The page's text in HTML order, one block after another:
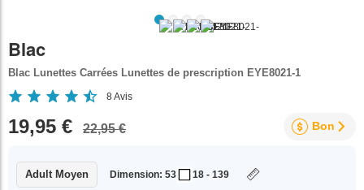
Blac
Blac Lunettes Carrées Lunettes de prescription EYE8021-1
8Avis
19,95 € 22,95 € Bon
Adult Moyen Dimension: 53 18 - 139